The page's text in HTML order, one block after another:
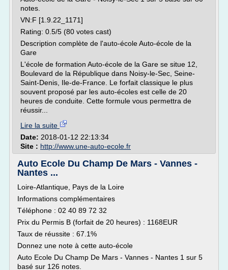
notes.
VN:F [1.9.22_1171]
Rating: 0.5/5 (80 votes cast)
Description complète de l'auto-école Auto-école de la
Gare
L'école de formation Auto-école de la Gare se situe 12,
Boulevard de la République dans Noisy-le-Sec, Seine-
Saint-Denis, Ile-de-France. Le forfait classique le plus
souvent proposé par les auto-écoles est celle de 20
heures de conduite. Cette formule vous permettra de
réussir...
Lire la suite
Date: 2018-01-12 22:13:34
Site : http://www.une-auto-ecole.fr
Auto Ecole Du Champ De Mars - Vannes -
Nantes ...
Loire-Atlantique, Pays de la Loire
Informations complémentaires
Téléphone : 02 40 89 72 32
Prix du Permis B (forfait de 20 heures) : 1168EUR
Taux de réussite : 67.1%
Donnez une note à cette auto-école
Auto Ecole Du Champ De Mars - Vannes - Nantes 1 sur 5
basé sur 126 notes.